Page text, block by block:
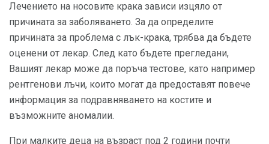
Лечението на носовите крака зависи изцяло от
причината за заболяването. За да определите
причината за проблема с лък-крака, трябва да бъдете
оценени от лекар. След като бъдете прегледани,
Вашият лекар може да поръча тестове, като например
рентгенови лъчи, които могат да предоставят повече
информация за подравняването на костите и
възможните аномалии.
При малките деца на възраст под 2 години почти